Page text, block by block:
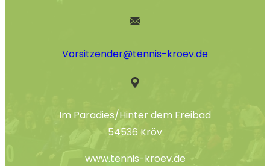
Vorsitzender@tennis-kroev.de
Im Paradies/Hinter dem Freibad
54536 Kröv
www.tennis-kroev.de